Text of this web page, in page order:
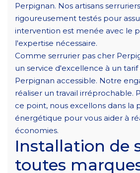
Perpignan. Nos artisans
rigoureusement testés pour
intervention est menée avec le
l'expertise nécessaire.
Comme serrurier pas cher
un service d'excellence à un
Perpignan accessible. Notre
réaliser un travail irréprochable.
ce point, nous excellons dans la
énergétique pour vous aider à
économies.
Installation de
toutes